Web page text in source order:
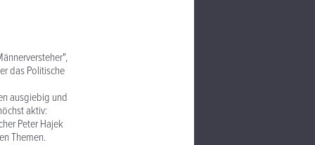
das Politische
ausgiebig und
aktiv:
Peter Hajek
Themen.